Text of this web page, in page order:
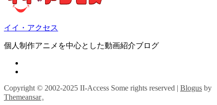
イイ・アクセス
個人制作アニメを中心とした動画紹介ブログ
Copyright © 2002-2025 II-Access Some rights reserved | Blogus by
Themeansar。